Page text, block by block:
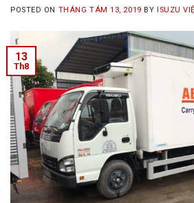
POSTED ON THÁNG TÁM 13, 2019 BY ISUZU
13
Th8